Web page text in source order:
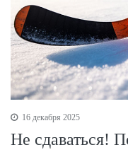
16 декабря 2025
Не сдаваться!